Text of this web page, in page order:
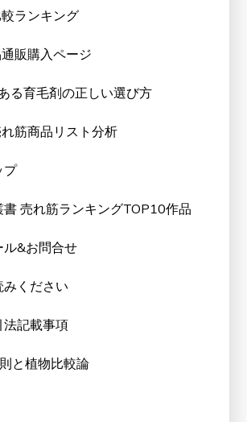
ランキング
販購入ページ
る育毛剤の正しい選び方
筋商品リスト分析
プ
書 売れ筋ランキングTOP10作品
ル&お問合せ
ください
法記載事項
と植物比較論